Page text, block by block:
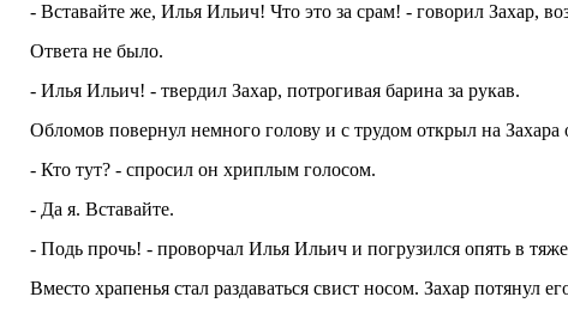
- Вставайте же, Илья Ильич! Что это за срам! - говорил Захар,
Ответа не было.
- Илья Ильич! - твердил Захар, потрогивая барина за рукав.
Обломов повернул немного голову и с трудом открыл на Захара
- Кто тут? - спросил он хриплым голосом.
- Да я. Вставайте.
- Подь прочь! - проворчал Илья Ильич и погрузился опять в
Вместо храпенья стал раздаваться свист носом. Захар потянул